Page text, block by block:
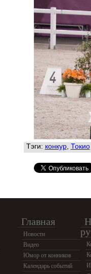
Тэги: конкур, Токио
Главная
Новости
Видео
Юмор от конников
Календарь событий